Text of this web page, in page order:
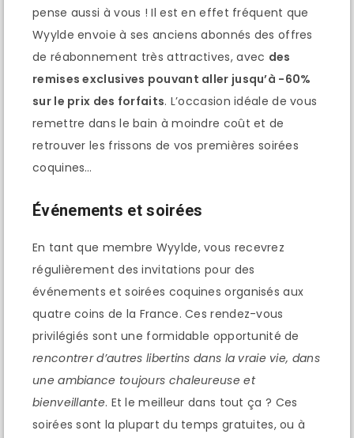
pense aussi à vous ! Il est en effet fréquent que
Wyylde envoie à ses anciens abonnés des offres
de réabonnement très attractives, avec des
remises exclusives pouvant aller jusqu’à -60%
sur le prix des forfaits. L’occasion idéale de vous
remettre dans le bain à moindre coût et de
retrouver les frissons de vos premières soirées
coquines…
Événements et soirées
En tant que membre Wyylde, vous recevrez
régulièrement des invitations pour des
événements et soirées coquines organisés aux
quatre coins de la France. Ces rendez-vous
privilégiés sont une formidable opportunité de
rencontrer d’autres libertins dans la vraie vie, dans
une ambiance toujours chaleureuse et
bienveillante. Et le meilleur dans tout ça ? Ces
soirées sont la plupart du temps gratuites, ou à